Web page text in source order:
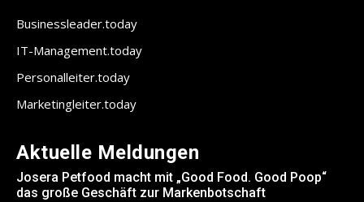
Businessleader.today
IT-Management.today
Personalleiter.today
Marketingleiter.today
Aktuelle Meldungen
Josera Petfood macht mit „Good Food. Good Poop“
das große Geschäft zur Markenbotschaft